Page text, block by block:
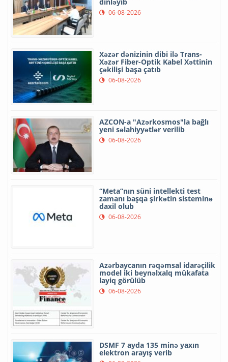
06-08-2026
Xəzər dənizinin dibi ilə Trans-
Xəzər Fiber-Optik Kabel Xəttinin
çəkilişi başa çatıb
06-08-2026
AZCON-a "Azərkosmos"la bağlı
yeni səlahiyyətlər verilib
06-08-2026
“Meta”nın süni intellekti test
zamanı başqa şirkətin sisteminə
daxil olub
06-08-2026
Azərbaycanın rəqəmsal idarəçilik
model iki beynəlxalq mükafata
layiq görülüb
06-08-2026
DSMF 7 ayda 135 minə yaxın
elektron arayış verib